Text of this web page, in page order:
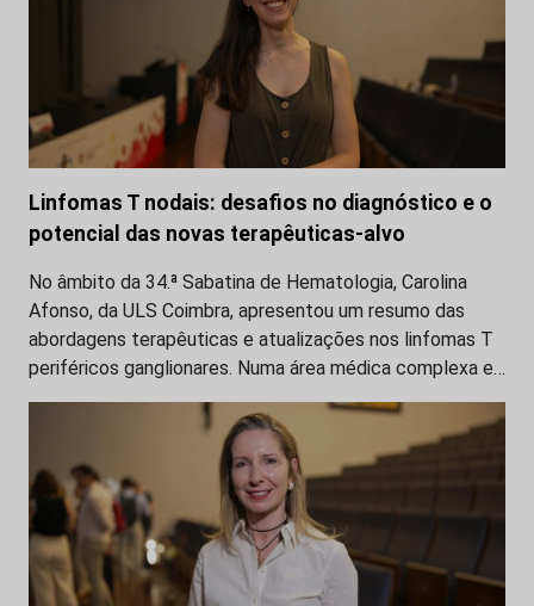
Linfomas T nodais: desafios no diagnóstico e o
potencial das novas terapêuticas-alvo
No âmbito da 34.ª Sabatina de Hematologia, Carolina
Afonso, da ULS Coimbra, apresentou um resumo das
abordagens terapêuticas e atualizações nos linfomas T
periféricos ganglionares. Numa área médica complexa e…